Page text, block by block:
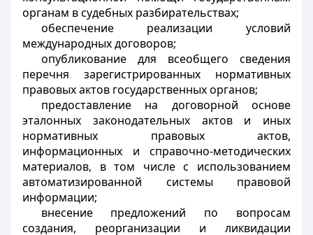
органам в судебных разбирательствах;
обеспечение реализации условий
международных договоров;
опубликование для всеобщего сведения
перечня зарегистрированных нормативных
правовых актов государственных органов;
предоставление на договорной основе
эталонных законодательных актов и иных
нормативных правовых актов,
информационных и справочно-методических
материалов, в том числе с использованием
автоматизированной системы правовой
информации;
внесение предложений по вопросам
создания, реорганизации и ликвидации